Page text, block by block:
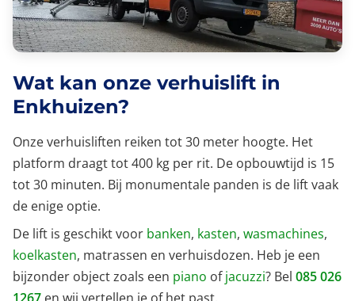
Wat kan onze verhuislift in
Enkhuizen?
Onze verhuisliften reiken tot 30 meter hoogte. Het
platform draagt tot 400 kg per rit. De opbouwtijd is 15
tot 30 minuten. Bij monumentale panden is de lift vaak
de enige optie.
De lift is geschikt voor banken, kasten, wasmachines,
koelkasten, matrassen en verhuisdozen. Heb je een
bijzonder object zoals een piano ofjacuzzi? Bel 085 026